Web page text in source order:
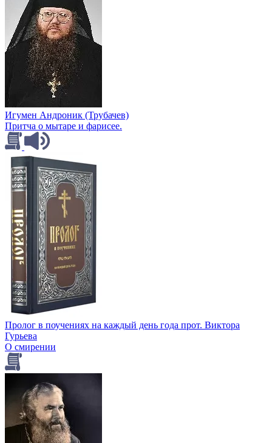
Игумен Андроник (Трубачев)
Притча о мытаре и фарисее.
Пролог в поучениях на каждый день года прот. Виктора
Гурьева
О смирении